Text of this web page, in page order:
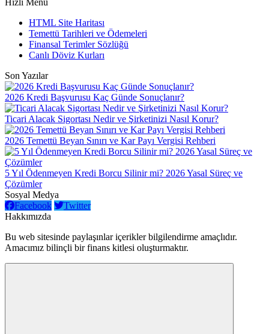
HTML Site Haritası
Temettü Tarihleri ve Ödemeleri
Finansal Terimler Sözlüğü
Canlı Döviz Kurları
Son Yazılar
2026 Kredi Başvurusu Kaç Günde Sonuçlanır?
Ticari Alacak Sigortası Nedir ve Şirketinizi Nasıl Korur?
2026 Temettü Beyan Sınırı ve Kar Payı Vergisi Rehberi
5 Yıl Ödenmeyen Kredi Borcu Silinir mi? 2026 Yasal Süreç ve
Çözümler
Sosyal Medya
Facebook
Twitter
Hakkımızda
Bu web sitesinde paylaşınlar içerikler bilgilendirme amaçlıdır.
Amacımız bilinçli bir finans kitlesi oluşturmaktır.